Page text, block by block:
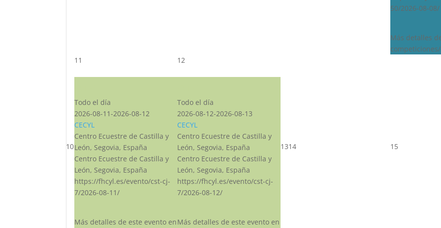
50/2026-08-08/
Más detalles
10
11
Todo el día
2026-08-11-2026-08-12
CECYL
Centro Ecuestre de Castilla y
León, Segovia, España
Centro Ecuestre de Castilla y
León, Segovia, España
https://fhcyl.es/evento/cst-cj-
7/2026-08-11/
Más detalles de este evento en
12
Todo el día
2026-08-12-2026-08-13
CECYL
Centro Ecuestre de Castilla y
León, Segovia, España
Centro Ecuestre de Castilla y
León, Segovia, España
https://fhcyl.es/evento/cst-cj-
7/2026-08-12/
Más detalles de este evento en
1314 15